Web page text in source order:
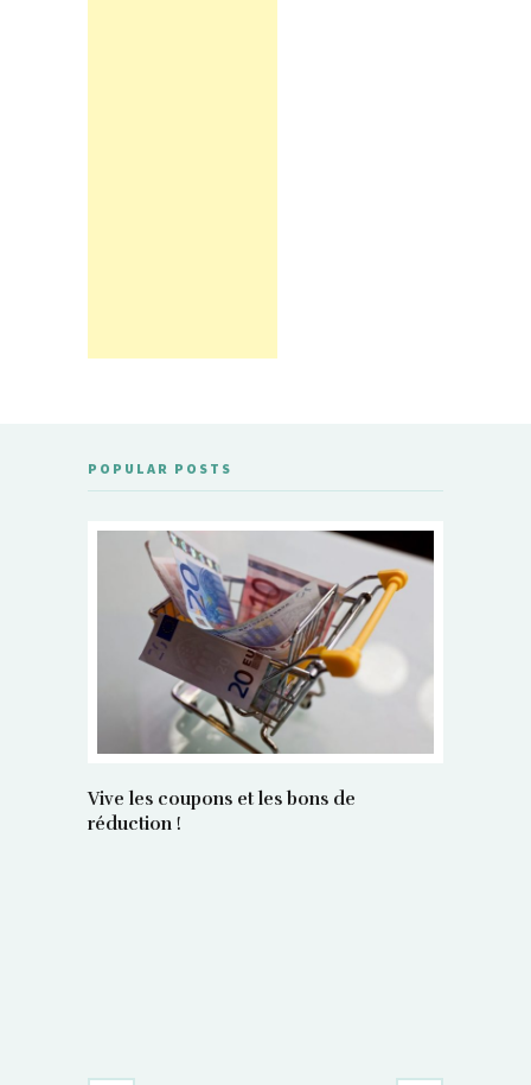
POPULAR POSTS
Vive les coupons et les bons de
réduction !